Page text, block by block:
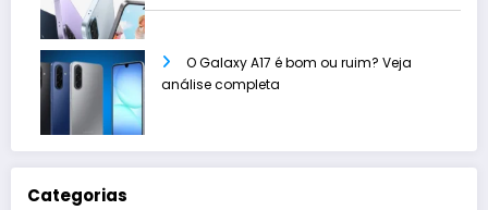
O Galaxy A17 é bom ou ruim? Veja
análise completa
Categorias